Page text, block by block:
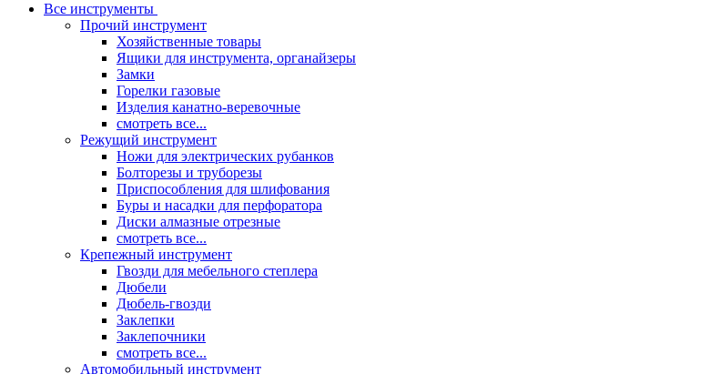
Все инструменты
Прочий инструмент
Хозяйственные товары
Ящики для инструмента, органайзеры
Замки
Горелки газовые
Изделия канатно-веревочные
смотреть все...
Режущий инструмент
Ножи для электрических рубанков
Болторезы и труборезы
Приспособления для шлифования
Буры и насадки для перфоратора
Диски алмазные отрезные
смотреть все...
Крепежный инструмент
Гвозди для мебельного степлера
Дюбели
Дюбель-гвозди
Заклепки
Заклепочники
смотреть все...
Автомобильный инструмент